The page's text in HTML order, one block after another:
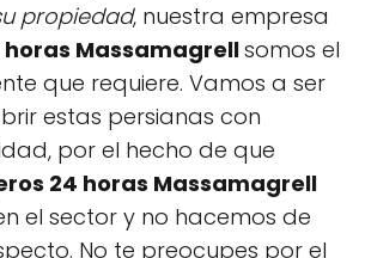
propiedad, nuestra empresa
Massamagrellsomos el
que requiere. Vamos a ser
estas persianas con
por el hecho de que
24 horas Massamagrell
el sector y no hacemos de
No te preocupes por el